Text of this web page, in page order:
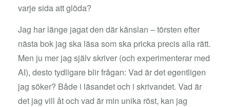
varje sida att glöda?
Jag har länge jagat den där känslan – törsten efter
nästa bok jag ska läsa som ska pricka precis alla rätt.
Men ju mer jag själv skriver (och experimenterar med
AI), desto tydligare blir frågan: Vad är det egentligen
jag söker? Både i läsandet och i skrivandet. Vad är
det jag vill åt och vad är min unika röst, kan jag